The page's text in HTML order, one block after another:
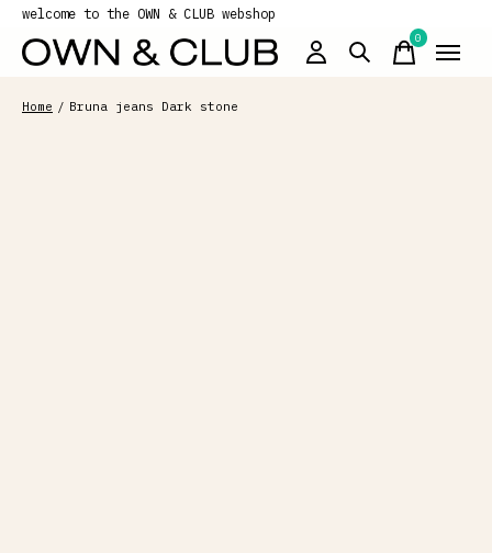
welcome to the OWN & CLUB webshop
0items
Home / Bruna jeans Dark stone